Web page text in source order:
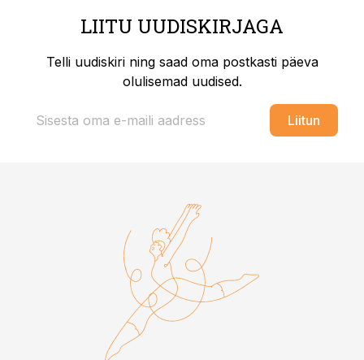
LIITU UUDISKIRJAGA
Telli uudiskiri ning saad oma postkasti päeva
olulisemad uudised.
Liitun